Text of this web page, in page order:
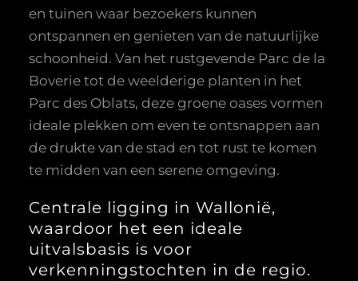
en tuinen waar bezoekers kunnen
ontspannen en genieten van de natuurlijke
schoonheid. Van het rustgevende Parc de la
Boverie tot de weelderige planten in het
Parc des Oblats, deze groene oases vormen
ideale plekken om even te ontsnappen aan
de drukte van de stad en tot rust te komen
te midden van een serene omgeving.
Centrale ligging in Wallonië,
waardoor het een ideale
uitvalsbasis is voor
verkenningstochten in de regio.